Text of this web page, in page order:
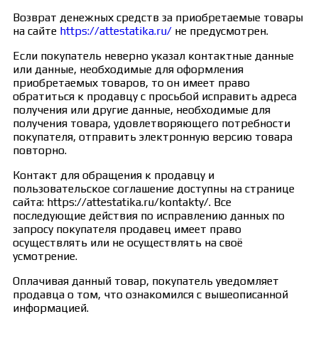
Возврат денежных средств за приобретаемые товары
на сайте https://attestatika.ru/ не предусмотрен.
Если покупатель неверно указал контактные данные
или данные, необходимые для оформления
приобретаемых товаров, то он имеет право
обратиться к продавцу с просьбой исправить адреса
получения или другие данные, необходимые для
получения товара, удовлетворяющего потребности
покупателя, отправить электронную версию товара
повторно.
Контакт для обращения к продавцу и
пользовательское соглашение доступны на странице
сайта: https://attestatika.ru/kontakty/. Все
последующие действия по исправлению данных по
запросу покупателя продавец имеет право
осуществлять или не осуществлять на своё
усмотрение.
Оплачивая данный товар, покупатель уведомляет
продавца о том, что ознакомился с вышеописанной
информацией.